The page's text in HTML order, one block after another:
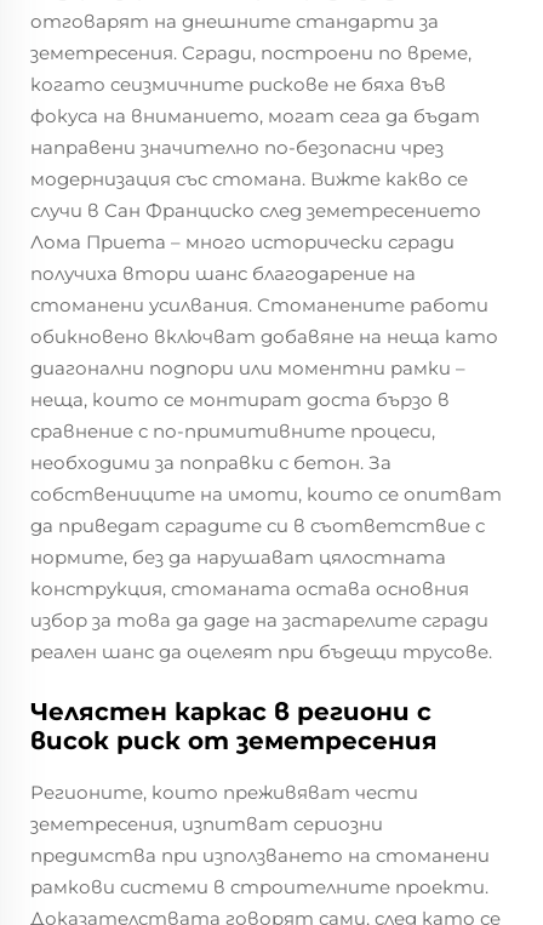
отговарят на днешните стандарти за
земетресения. Сгради, построени по време,
когато сеизмичните рискове не бяха във
фокуса на вниманието, могат сега да бъдат
направени значително по-безопасни чрез
модернизация със стомана. Вижте какво се
случи в Сан Франциско след земетресението
Лома Приета – много исторически сгради
получиха втори шанс благодарение на
стоманени усилвания. Стоманените работи
обикновено включват добавяне на неща като
диагонални подпори или моментни рамки –
неща, които се монтират доста бързо в
сравнение с по-примитивните процеси,
необходими за поправки с бетон. За
собствениците на имоти, които се опитват
да приведат сградите си в съответствие с
нормите, без да нарушават цялостната
конструкция, стоманата остава основния
избор за това да даде на застарелите сгради
реален шанс да оцелеят при бъдещи трусове.
Челястен каркас в региони с
висок риск от земетресения
Регионите, които преживяват чести
земетресения, изпитват сериозни
предимства при използването на стоманени
рамкови системи в строителните проекти.
Доказателствата говорят сами, след като се